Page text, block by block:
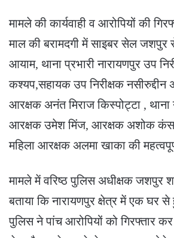
मामले की कार्यवाही व आरोपियों की
माल की बरामदगी में साइबर सेल जशपुर
आयाम, थाना प्रभारी नारायणपुर उप
कश्यप,सहायक उप निरीक्षक नसीरुद्दीन
आरक्षक अनंत मिराज किस्पोट्टा , थाना
आरक्षक उमेश मिंज, आरक्षक अशोक
महिला आरक्षक अलमा खाका की
मामले में वरिष्ठ पुलिस अधीक्षक जशपुर
बताया कि नारायणपुर क्षेत्र में एक घर
पुलिस ने पांच आरोपियों को गिरफ्तार कर